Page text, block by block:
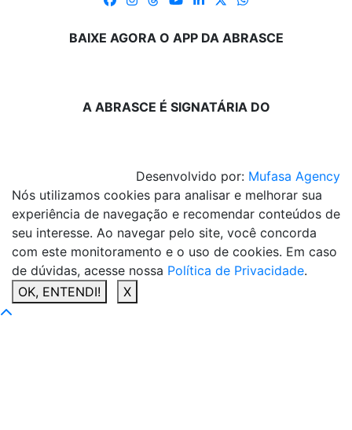
BAIXE AGORA O APP DA ABRASCE
A ABRASCE É SIGNATÁRIA DO
Desenvolvido por: Mufasa Agency
Nós utilizamos cookies para analisar e melhorar sua
experiência de navegação e recomendar conteúdos de
seu interesse. Ao navegar pelo site, você concorda
com este monitoramento e o uso de cookies. Em caso
de dúvidas, acesse nossa Política de Privacidade.
OK, ENTENDI!
X